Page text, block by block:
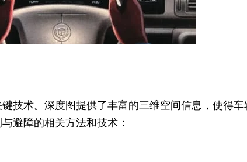
技术。深度图提供了丰富的三维空间信息，使得
避障的相关方法和技术：